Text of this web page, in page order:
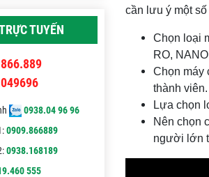
cần lưu ý một số
Chọn loại
RO,
Chọn máy
thành viên.
Lựa chọn
Nên chọn
người lớn
TUYẾN
0938.04 96 96
0909.866889
0938.168189
555